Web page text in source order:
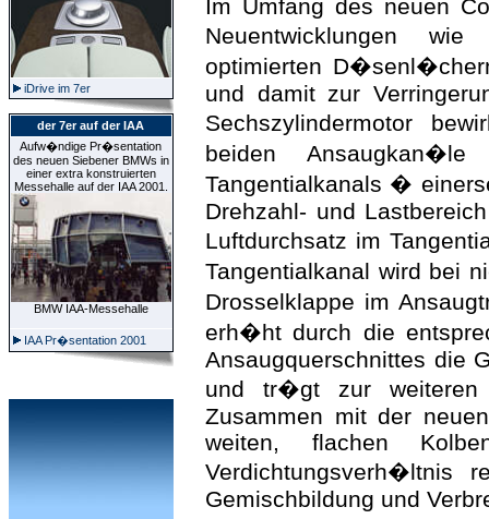
iDrive im 7er
der 7er auf der IAA
Aufw�ndige Pr�sentation
des neuen Siebener BMWs in
einer extra konstruierten
Messehalle auf der IAA 2001.
BMW IAA-Messehalle
IAA Pr�sentation 2001
Im Umfang des neuen
Neuentwicklungen wie
optimierten
und damit zur
Sechszylindermotor
beiden
Tangentialkanals �
Drehzahl- und
Luftdurchsatz im
Tangentialkanal wird bei
Drosselklappe im
erh�ht durch die
Ansaugquerschnittes die
und tr�gt zur weiteren
Zusammen mit der
weiten, flachen
Verdichtungsverh�ltnis
Gemischbildung und